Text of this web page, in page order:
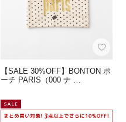
【SALE 30%OFF】BONTON ポ
ーチ PARIS（000 ナ …